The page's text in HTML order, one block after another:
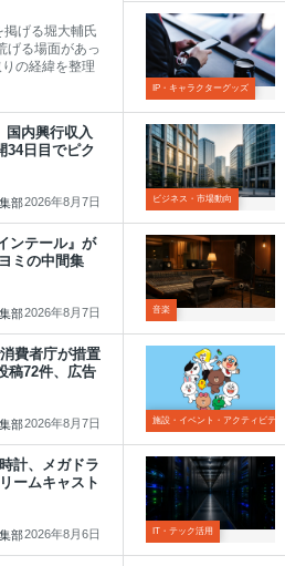
げる堀大輔氏
げる場面があっ
の経緯を整理
IP・キャラクターグッズ
国内興行収入
日目でピク
部2026年8月7日 ビジネス・市場動向
ンテール』が
ミの中間集
部2026年8月7日 音楽
費者庁が措置
72件、広告
部2026年8月7日 施設・イベント・アクティビティ
計、メガドラ
ームキャスト
部2026年8月6日 IT・テック活用